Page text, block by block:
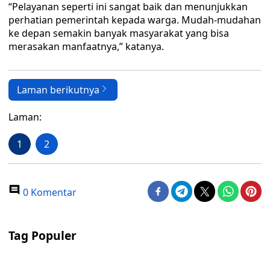
“Pelayanan seperti ini sangat baik dan menunjukkan
perhatian pemerintah kepada warga. Mudah-mudahan
ke depan semakin banyak masyarakat yang bisa
merasakan manfaatnya,” katanya.
Laman berikutnya
Laman:
1 2
0 Komentar
Tag Populer